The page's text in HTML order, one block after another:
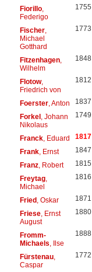
Fiorillo,
Federigo
1755
Fischer,
Michael
Gotthard
1773
Fitzenhagen,
Wilhelm
1848
Flotow,
Friedrich von
1812
Foerster, Anton 1837
Forkel, Johann
Nikolaus
1749
Franck, Eduard 1817
Frank, Ernst 1847
Franz, Robert 1815
Freytag,
Michael
1816
Fried, Oskar 1871
Friese, Ernst
August
1880
Fromm-
Michaels , Ilse
1888
Fürstenau,
Caspar
1772